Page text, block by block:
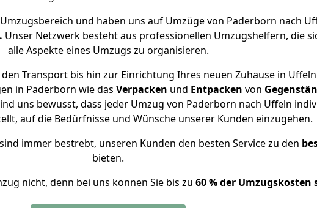
und haben uns auf Umzüge von Paderborn nach
Unser Netzwerk besteht aus professionellen Umzugshelfern, die
alle Aspekte eines Umzugs zu organisieren.
Transport bis hin zur Einrichtung Ihres neuen Zuhause in
in Paderborn wie das Verpacken und Entpacken von
uns bewusst, dass jeder Umzug von Paderborn nach Uffeln
auf die Bedürfnisse und Wünsche unserer Kunden einzugehen.
immer bestrebt, unseren Kunden den besten Service zu den
bieten.
nicht, denn bei uns können Sie bis zu 60 % der Umzugskosten